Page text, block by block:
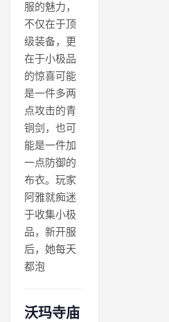
服的魅力，
不仅在于顶
级装备，更
在于小极品
的惊喜可能
是一件多两
点攻击的青
铜剑，也可
能是一件加
一点防御的
布衣。玩家
阿雅就痴迷
于收集小极
品，新开服
后，她每天
都泡
沃玛寺庙